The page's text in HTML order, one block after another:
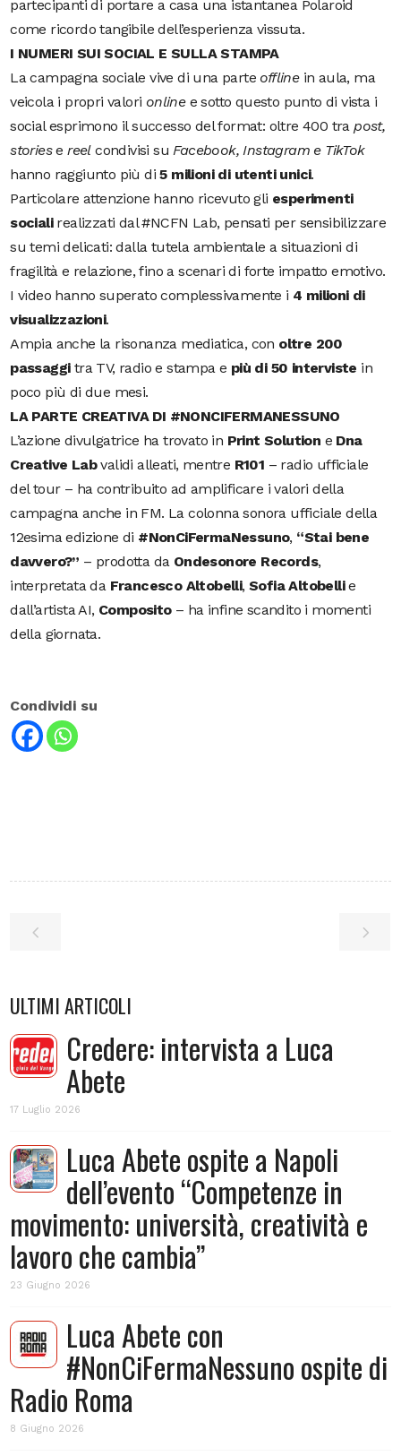
partecipanti di portare a casa una istantanea Polaroid
come ricordo tangibile dell’esperienza vissuta.
I NUMERI SUI SOCIAL E SULLA STAMPA
La campagna sociale vive di una parte offlinein aula, ma
veicola i propri valori onlinee sotto questo punto di vista i
social esprimono il successo del format: oltre 400 trapost,
storiesereelcondivisi suFacebook, Instagram e TikTok
hanno raggiunto più di 5 milioni di utenti unici.
Particolare attenzione hanno ricevuto gli esperimenti
socialirealizzati dal #NCFN Lab, pensati per sensibilizzare
su temi delicati: dalla tutela ambientale a situazioni di
fragilità e relazione, fino a scenari di forte impatto emotivo.
I video hanno superato complessivamente i 4 milioni di
visualizzazioni.
Ampia anche la risonanza mediatica, con oltre 200
passaggi tra TV, radio e stampa e più di 50 interviste in
poco più di due mesi.
LA PARTE CREATIVA DI #NONCIFERMANESSUNO
L’azione divulgatrice ha trovato in Print Solution e Dna
Creative Labvalidi alleati, mentre R101 – radio ufficiale
del tour – ha contribuito ad amplificare i valori della
campagna anche in FM. La colonna sonora ufficiale della
12esima edizione di #NonCiFermaNessuno, “Stai bene
davvero?” – prodotta da Ondesonore Records,
interpretata da Francesco Altobelli,Sofia Altobellie
dall’artista AI, Composito– ha infine scandito i momenti
della giornata.
Condividi su
ULTIMI ARTICOLI
Credere: intervista a Luca
Abete
17 Luglio 2026
Luca Abete ospite a Napoli
dell’evento “Competenze in
movimento: università, creatività e
lavoro che cambia”
23 Giugno 2026
Luca Abete con
#NonCiFermaNessuno ospite di
Radio Roma
8 Giugno 2026